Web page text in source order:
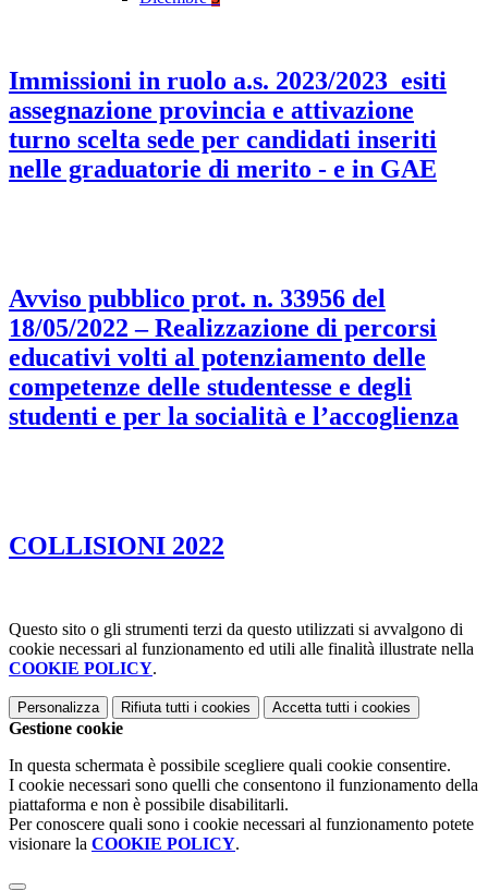
Immissioni in ruolo a.s. 2023/2023_esiti
assegnazione provincia e attivazione
turno scelta sede per candidati inseriti
nelle graduatorie di merito - e in GAE
Avviso pubblico prot. n. 33956 del
18/05/2022 – Realizzazione di percorsi
educativi volti al potenziamento delle
competenze delle studentesse e degli
studenti e per la socialità e l’accoglienza
COLLISIONI 2022
Questo sito o gli strumenti terzi da questo utilizzati si avvalgono di
cookie necessari al funzionamento ed utili alle finalità illustrate nella
COOKIE POLICY.
Personalizza Rifiuta tutti i cookies Accetta tutti i cookies
Gestione cookie
In questa schermata è possibile scegliere quali cookie consentire.
I cookie necessari sono quelli che consentono il funzionamento della
piattaforma e non è possibile disabilitarli.
Per conoscere quali sono i cookie necessari al funzionamento potete
visionare la COOKIE POLICY.